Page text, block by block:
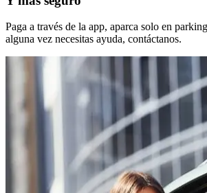
Paga a través de la app, aparca solo en
alguna vez necesitas ayuda, contáctanos.